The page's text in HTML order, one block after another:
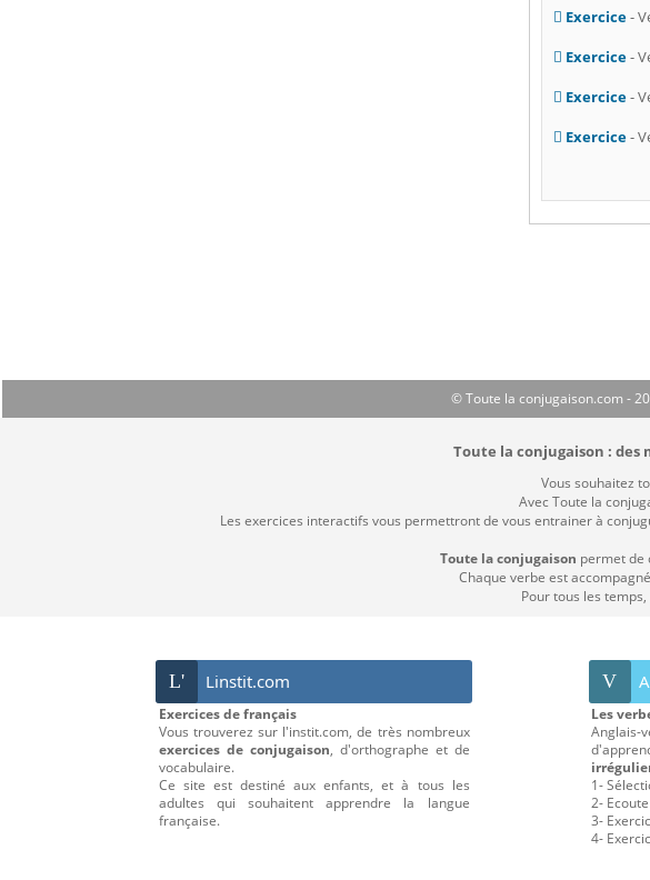
Exercice-
Exercice-
Exercice-
Exercice-
© Toute la conjugaison.com -
Toute la conjugaison : des
Vous souhaitez
Avec Toute la
Les exercices interactifs vous permettront de vous entrainer à
Toute la conjugaison permet de
Chaque verbe est
Pour tous les
L' Linstit.com
Exercices de français
Vous trouverez sur l'instit.com, de très nombreux
exercices de conjugaison, d'orthographe et de
vocabulaire.
Ce site est destiné aux enfants, et à tous les
adultes qui souhaitent apprendre la langue
française.
V
Les
1-
2-
3-
4-